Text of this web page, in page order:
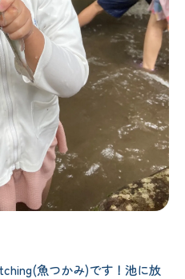
魚つかみ)です！池に放